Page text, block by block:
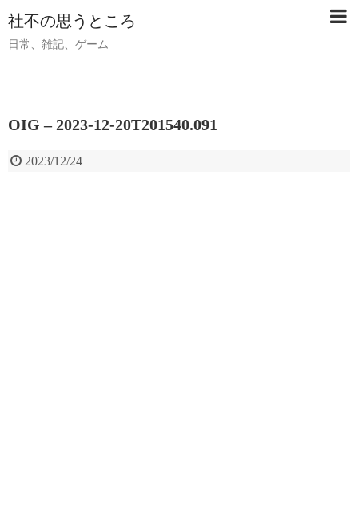
社不の思うところ
日常、雑記、ゲーム
OIG – 2023-12-20T201540.091
2023/12/24